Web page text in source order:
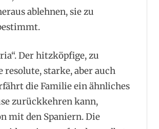
ablehnen, sie zu
Der hitzköpfige, zu
resolute, starke, aber auch
die Familie ein ähnliches
zurückkehren kann,
mit den Spaniern. Die